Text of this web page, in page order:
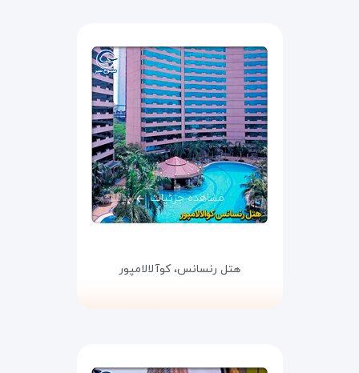
مشاهده جزئیات
هتل رنسانس،کوآلالامپور